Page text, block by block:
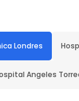
Londres
Angeles